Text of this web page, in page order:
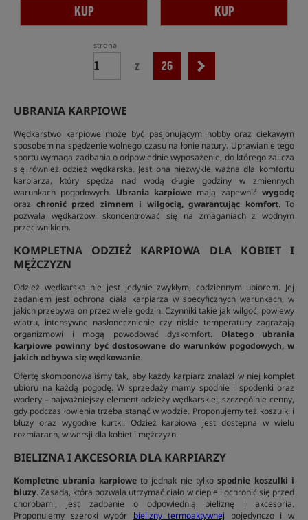
KUP KUP
strona
z 26
UBRANIA KARPIOWE
Wędkarstwo karpiowe może być pasjonującym hobby oraz ciekawym
sposobem na spędzenie wolnego czasu na łonie natury. Uprawianie tego
sportu wymaga zadbania o odpowiednie wyposażenie, do którego zalicza
się również odzież wędkarska. Jest ona niezwykle ważna dla komfortu
karpiarza, który spędza nad wodą długie godziny w zmiennych
warunkach pogodowych. Ubrania karpiowe mają zapewnićwygodę
oraz chronić przed zimnem i wilgocią, gwarantując komfort. To
pozwala wędkarzowi skoncentrować się na zmaganiach z wodnym
przeciwnikiem.
KOMPLETNA ODZIEŻ KARPIOWA DLA KOBIET I
MĘŻCZYZN
Odzież wędkarska nie jest jedynie zwykłym, codziennym ubiorem. Jej
zadaniem jest ochrona ciała karpiarza w specyficznych warunkach, w
jakich przebywa on przez wiele godzin. Czynniki takie jak wilgoć, powiewy
wiatru, intensywne nasłonecznienie czy niskie temperatury zagrażają
organizmowi i mogą powodować dyskomfort. Dlatego ubrania
karpiowe powinny być dostosowane do warunków pogodowych, w
jakich odbywa się wędkowanie.
Ofertę skomponowaliśmy tak, aby każdy karpiarz znalazł w niej komplet
ubioru na każdą pogodę. W sprzedaży mamy spodnie i spodenki oraz
wodery – najważniejszy element odzieży wędkarskiej, szczególnie cenny,
gdy podczas łowienia trzeba stanąć w wodzie. Proponujemy też koszulki i
bluzy oraz wygodne kurtki. Odzież karpiowa jest dostępna w wielu
rozmiarach, w wersji dla kobiet i mężczyzn.
BIELIZNA I AKCESORIA DLA KARPIARZY
Kompletne ubrania karpioweto jednak nie tylkospodnie koszulki i
bluzy. Zasadą, która pozwala utrzymać ciało w cieple i ochronić się przed
chorobami, jest zadbanie o odpowiednią bieliznę i akcesoria.
Proponujemy szeroki wybór bielizny termoaktywnej pojedynczo i w